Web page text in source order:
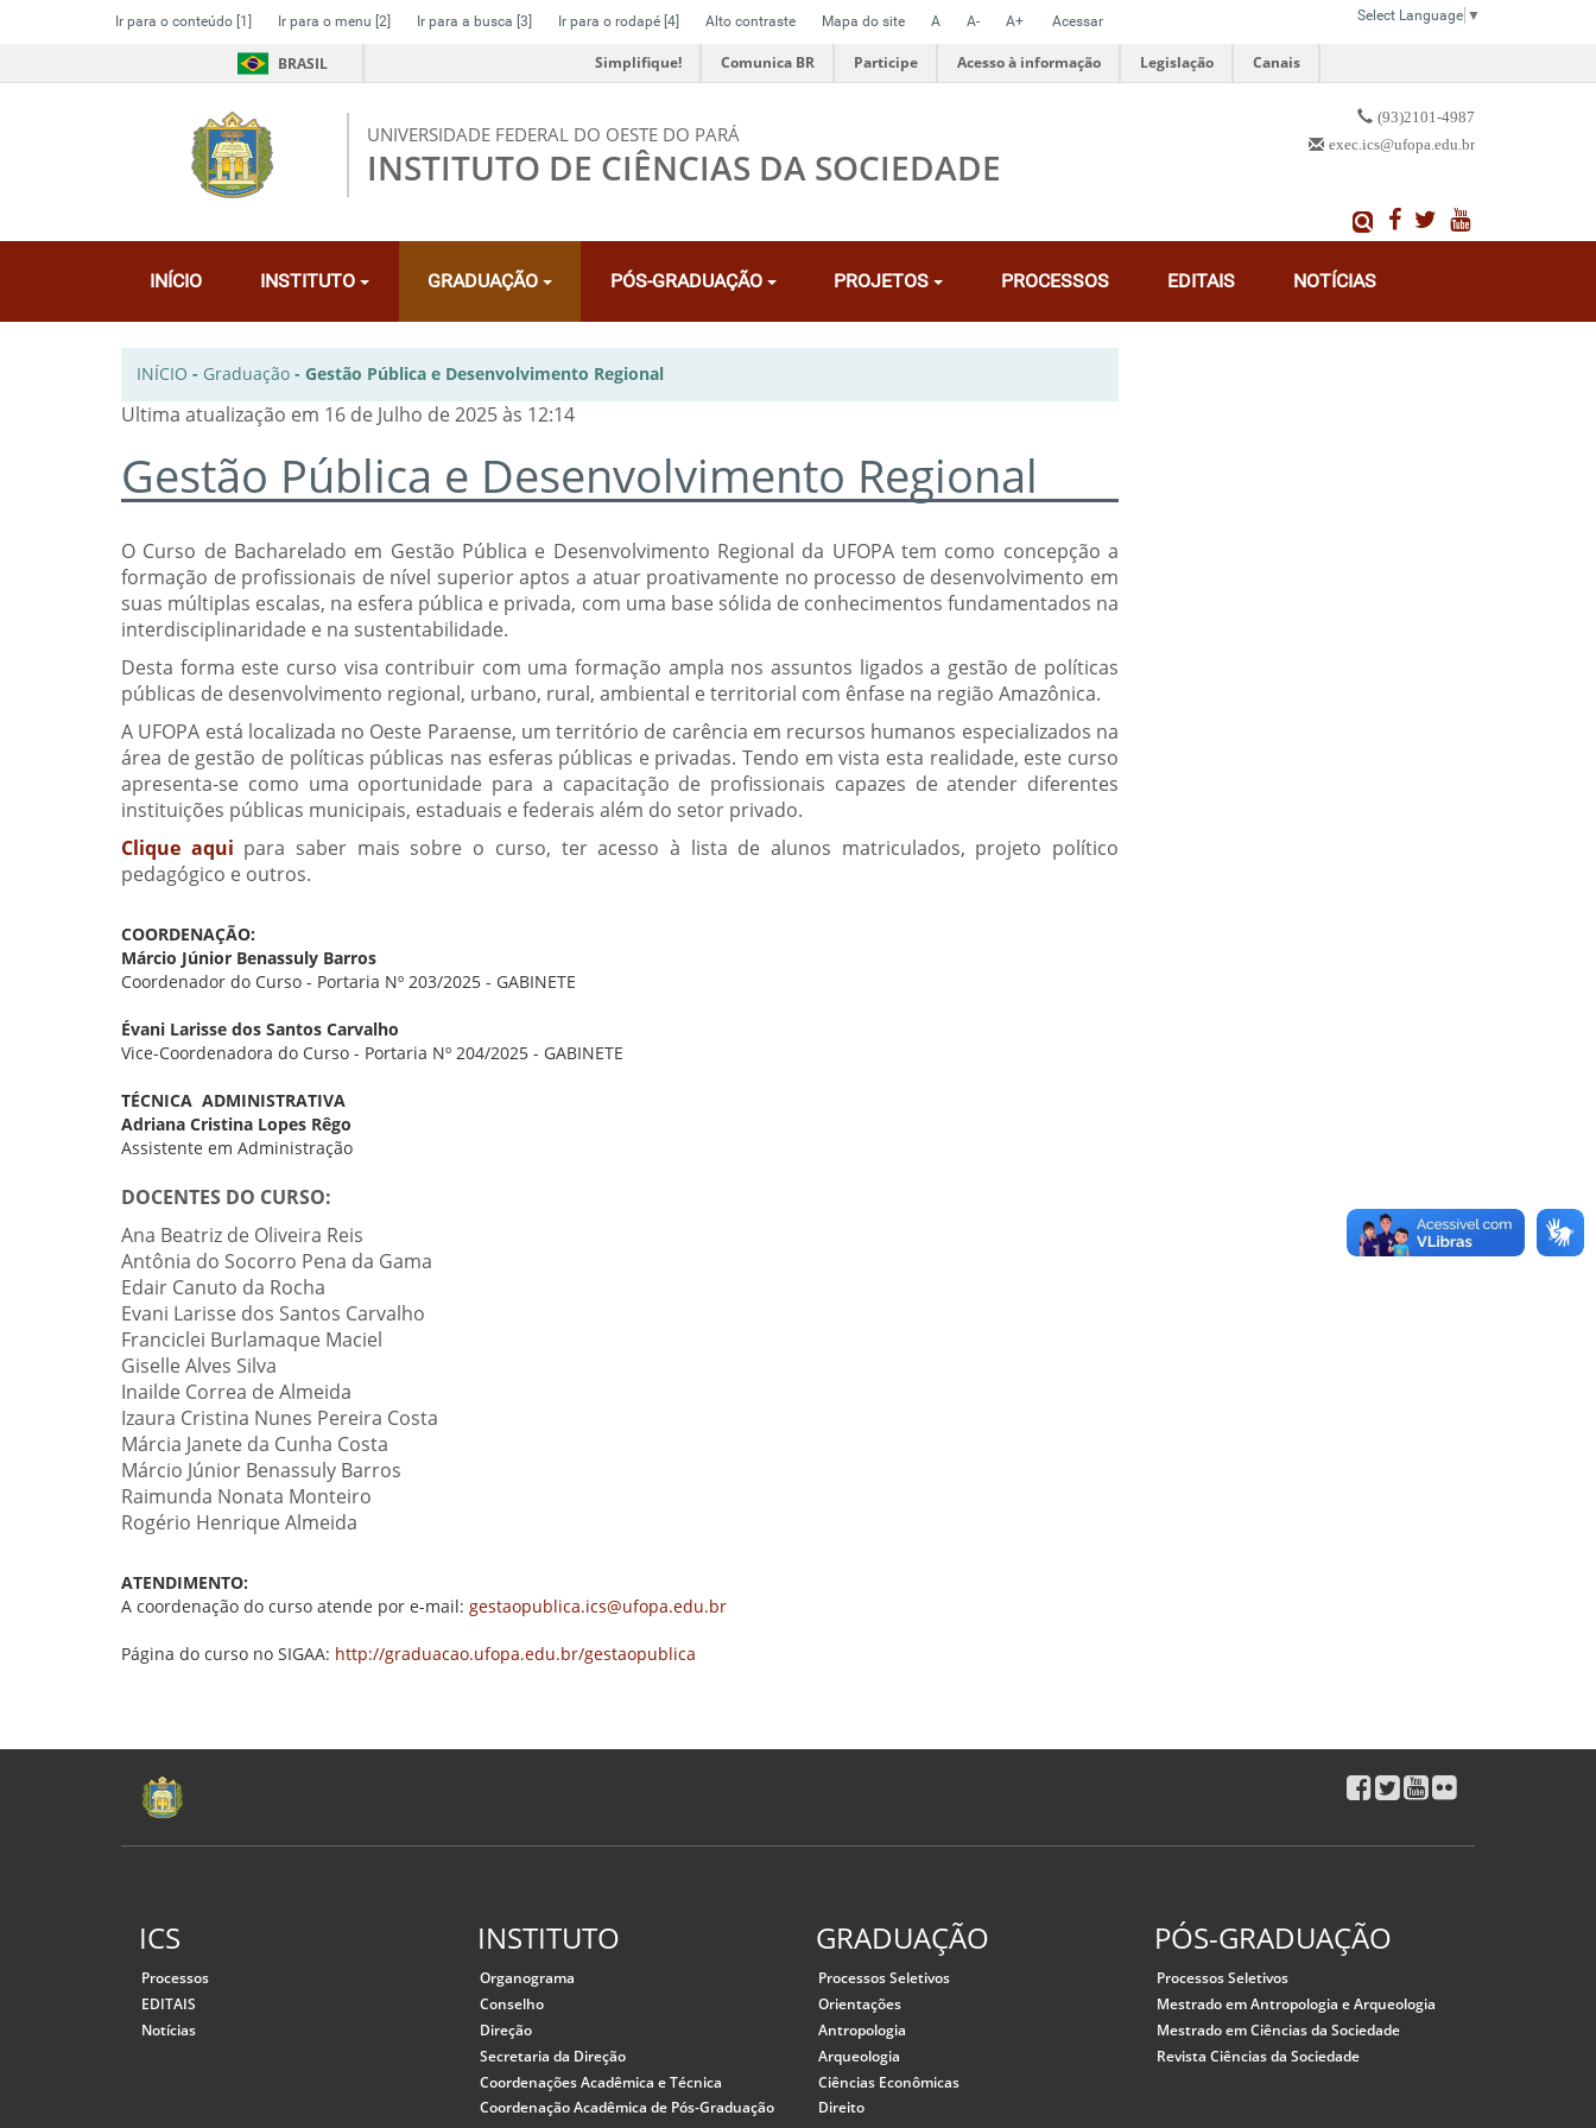
Ir para o conteúdo [1] Ir para o menu [2] Ir para a busca [3] Ir para o rodapé [4] Alto contraste Mapa do site A A- A+ Acessar Select Language ▼
BRASIL Simplifique! Comunica BR Participe Acesso à informação Legislação Canais
UNIVERSIDADE FEDERAL DO OESTE DO PARÁ
INSTITUTO DE CIÊNCIAS DA SOCIEDADE
(93)2101-4987
exec.ics@ufopa.edu.br
INÍCIO INSTITUTO GRADUAÇÃO PÓS-GRADUAÇÃO PROJETOS PROCESSOS EDITAIS NOTÍCIAS
INÍCIO - Graduação- Gestão Pública e Desenvolvimento Regional
Ultima atualização em 16 de Julho de 2025 às 12:14
Gestão Pública e Desenvolvimento Regional
O Curso de Bacharelado em Gestão Pública e Desenvolvimento Regional da UFOPA tem como concepção a
formação de profissionais de nível superior aptos a atuar proativamente no processo de desenvolvimento em
suas múltiplas escalas, na esfera pública e privada, com uma base sólida de conhecimentos fundamentados na
interdisciplinaridade e na sustentabilidade.
Desta forma este curso visa contribuir com uma formação ampla nos assuntos ligados a gestão de políticas
públicas de desenvolvimento regional, urbano, rural, ambiental e territorial com ênfase na região Amazônica.
A UFOPA está localizada no Oeste Paraense, um território de carência em recursos humanos especializados na
área de gestão de políticas públicas nas esferas públicas e privadas. Tendo em vista esta realidade, este curso
apresenta-se como uma oportunidade para a capacitação de profissionais capazes de atender diferentes
instituições públicas municipais, estaduais e federais além do setor privado.
Clique aqui para saber mais sobre o curso, ter acesso à lista de alunos matriculados, projeto político
pedagógico e outros.
COORDENAÇÃO:
Márcio Júnior Benassuly Barros
Coordenador do Curso - Portaria Nº 203/2025 - GABINETE
Évani Larisse dos Santos Carvalho
Vice-Coordenadora do Curso - Portaria Nº 204/2025 - GABINETE
TÉCNICA ADMINISTRATIVA
Adriana Cristina Lopes Rêgo
Assistente em Administração
DOCENTES DO CURSO:
Ana Beatriz de Oliveira Reis
Antônia do Socorro Pena da Gama
Edair Canuto da Rocha
Evani Larisse dos Santos Carvalho
Franciclei Burlamaque Maciel
Giselle Alves Silva
Inailde Correa de Almeida
Izaura Cristina Nunes Pereira Costa
Márcia Janete da Cunha Costa
Márcio Júnior Benassuly Barros
Raimunda Nonata Monteiro
Rogério Henrique Almeida
ATENDIMENTO:
A coordenação do curso atende por e-mail: gestaopublica.ics@ufopa.edu.br
Página do curso no SIGAA: http://graduacao.ufopa.edu.br/gestaopublica
ICS
Processos
EDITAIS
Notícias
INSTITUTO
Organograma
Conselho
Direção
Secretaria da Direção
Coordenações Acadêmica e Técnica
Coordenação Acadêmica de Pós-Graduação
GRADUAÇÃO
Processos Seletivos
Orientações
Antropologia
Arqueologia
Ciências Econômicas
Direito
PÓS-GRADUAÇÃO
Processos Seletivos
Mestrado em Antropologia e Arqueologia
Mestrado em Ciências da Sociedade
Revista Ciências da Sociedade